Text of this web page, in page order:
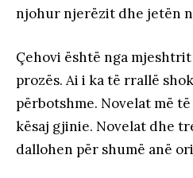
njohur njerëzit dhe jetën
Çehovi është nga
prozës. Ai i ka të rrallë
përbotshme. Novelat më
kësaj gjinie. Novelat dhe
dallohen për shumë anë